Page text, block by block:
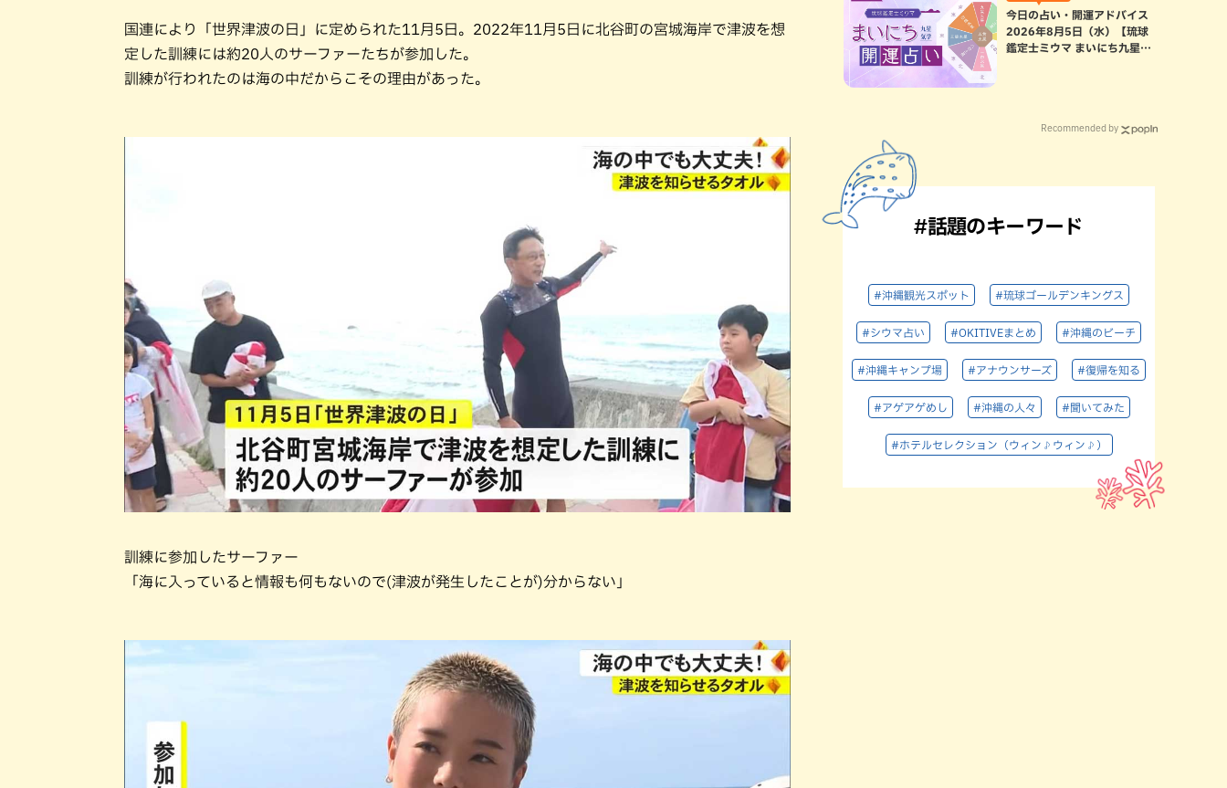
国連により「世界津波の日」に定められた11月5日。2022年11月5日に北谷町の宮城海岸で津波を想
定した訓練には約20人のサーファーたちが参加した。
訓練が行われたのは海の中だからこその理由があった。
訓練に参加したサーファー
「海に入っていると情報も何もないので(津波が発生したことが)分からない」
今日の占い・開運アドバイス
2026年8月5日（水）【琉球
鑑定士ミウマ まいにち九星気
Recommended by
#話題のキーワード
#沖縄観光スポット #琉球ゴールデンキングス
#シウマ占い #OKITIVEまとめ #沖縄のビーチ
#沖縄キャンプ場 #アナウンサーズ #復帰を知る
#アゲアゲめし #沖縄の人々 #聞いてみた
#ホテルセレクション（ウィン♪ウィン♪）